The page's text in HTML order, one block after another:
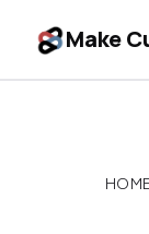
Make